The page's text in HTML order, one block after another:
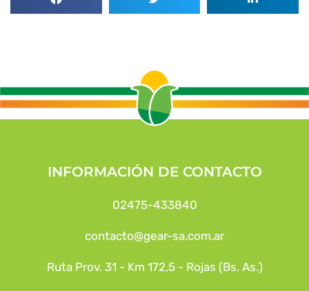
INFORMACIÓN DE CONTACTO
02475-433840
contacto@gear-sa.com.ar
Ruta Prov. 31 - Km 172,5 - Rojas (Bs. As.)